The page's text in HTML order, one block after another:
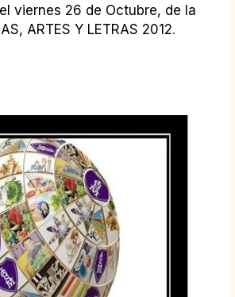
viernes 26 de Octubre, de la
ARTES Y LETRAS 2012.